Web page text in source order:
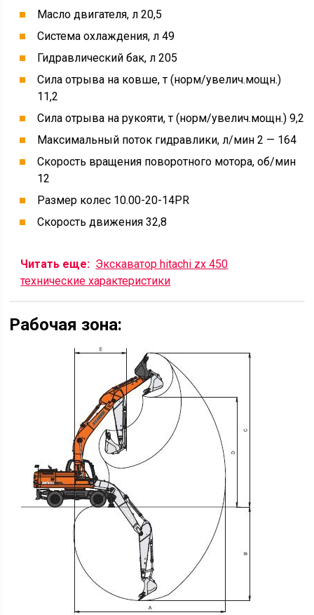
Масло двигателя, л 20,5
Система охлаждения, л 49
Гидравлический бак, л 205
Сила отрыва на ковше, т (норм/увелич.мощн.)
11,2
Сила отрыва на рукояти, т (норм/увелич.мощн.) 9,2
Максимальный поток гидравлики, л/мин 2 — 164
Скорость вращения поворотного мотора, об/мин
12
Размер колес 10.00-20-14PR
Скорость движения 32,8
Читать еще: Экскаватор hitachi zx 450
технические характеристики
Рабочая зона: